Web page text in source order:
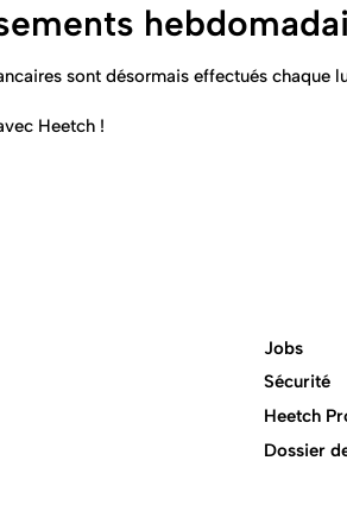
sont désormais effectués chaque
Heetch !
Jobs
Sécurité
Heetch
Dossier